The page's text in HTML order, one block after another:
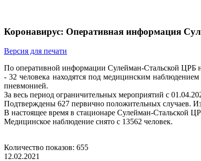
Коронавирус: Оперативная информация
Версия для печати
По оперативной информации Сулейман-Стальской ЦРБ
- 32 человека находятся под медицинским
пневмонией.
За весь период ограничительных мероприятий с
Подтверждены 627 первично положительных случаев.
В настоящее время в стационаре Сулейман-Стальской
Медицинское наблюдение снято с 13562 человек.
Количество показов: 655
12.02.2021